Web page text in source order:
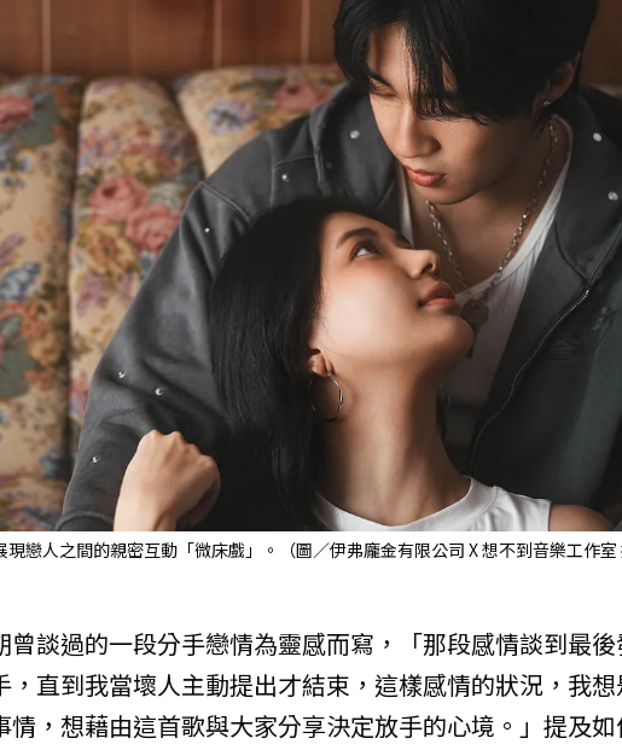
戀人之間的親密互動「微床戲」。（圖／伊弗龐金有限公司 X 想不到音樂工作室
談過的一段分手戀情為靈感而寫，「那段感情談到最
直到我當壞人主動提出才結束，這樣感情的狀況，我
，想藉由這首歌與大家分享決定放手的心境。」提及